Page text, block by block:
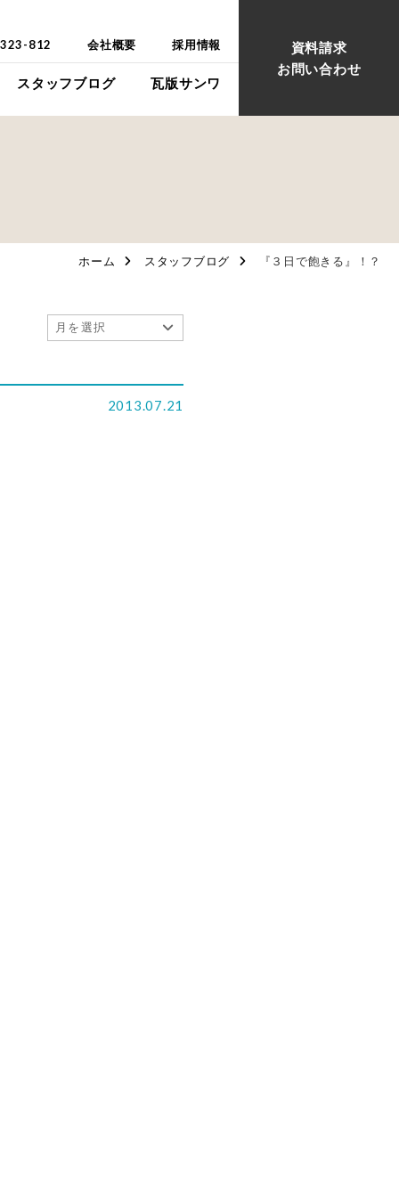
ス
スタッフブログ 瓦版サンワ
会社概要 採用情報
812
資料請求
お問い合わせ
ホーム スタッフブログ 『３日で飽きる』！？
2013.07.21